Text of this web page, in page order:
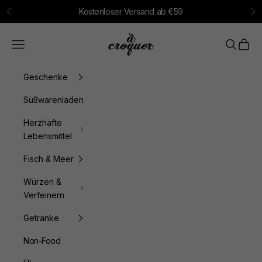
Zum Inhalt springen
Zurück Kostenloser Versand ab €59
à croquer
Menü Suchen
Geschenke
Süßwarenladen
Herzhafte
Lebensmittel
Fisch & Meer
Würzen &
Verfeinern
Getränke
Non-Food